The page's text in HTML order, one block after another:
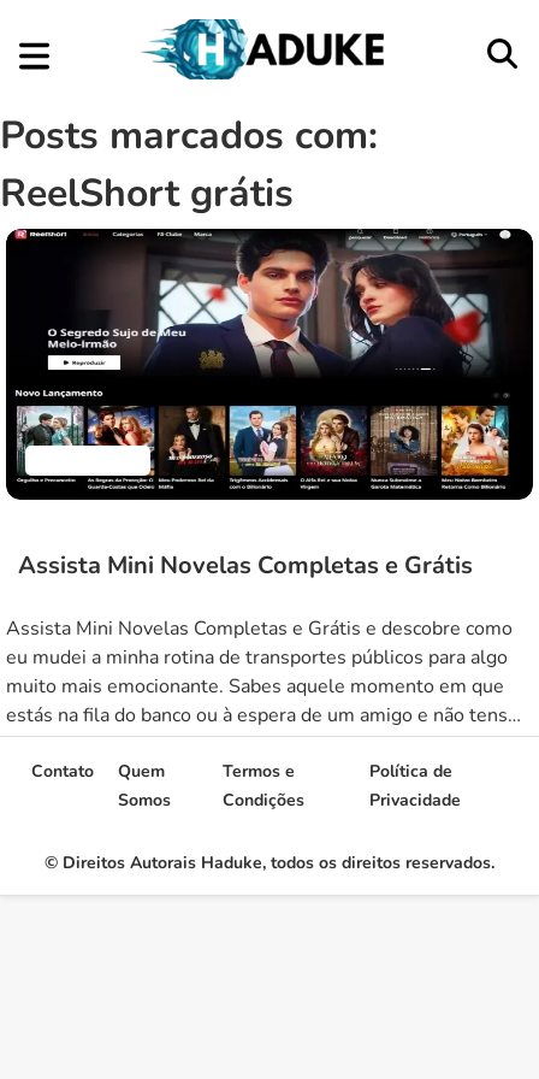
Posts marcados com:
ReelShort grátis
Assista Mini Novelas Completas e Grátis
Assista Mini Novelas Completas e Grátis e descobre como
eu mudei a minha rotina de transportes públicos para algo
muito mais emocionante. Sabes aquele momento em que
estás na fila do banco ou à espera de um amigo e não tens
nada para fazer? Inegavelmente, o tédio era o meu maior
inimigo até eu tropeçar […]
© Direitos Autorais Haduke, todos os direitos reservados.
Contato
Quem
Somos
Termos e
Condições
Política de
Privacidade